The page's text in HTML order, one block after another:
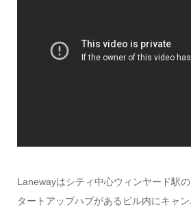
Lanewayはシティ中心ウィンヤード駅
タートアップハブがあるビル内にキャ